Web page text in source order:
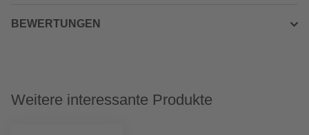
BEWERTUNGEN
Weitere interessante Produkte